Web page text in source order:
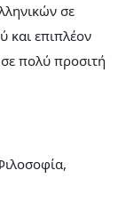
σε
και επιπλέον
πολύ προσιτή